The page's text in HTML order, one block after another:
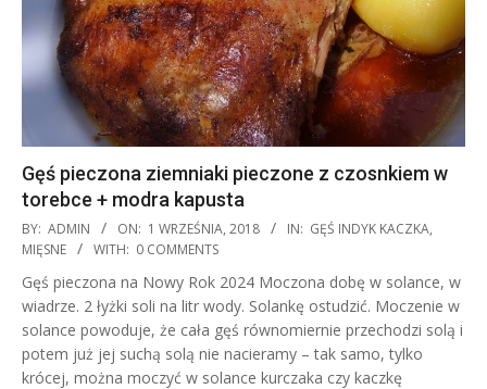
Gęś pieczona ziemniaki pieczone z czosnkiem w
torebce + modra kapusta
2018-
09-
BY: ADMIN ON: 1 WRZEŚNIA, 2018 IN: GĘŚ INDYK KACZKA,
MIĘSNE
WITH: 0 COMMENTS
Gęś pieczona na Nowy Rok 2024 Moczona dobę w solance, w
wiadrze. 2 łyżki soli na litr wody. Solankę ostudzić. Moczenie w
solance powoduje, że cała gęś równomiernie przechodzi solą i
potem już jej suchą solą nie nacieramy – tak samo, tylko
krócej, można moczyć w solance kurczaka czy kaczkę